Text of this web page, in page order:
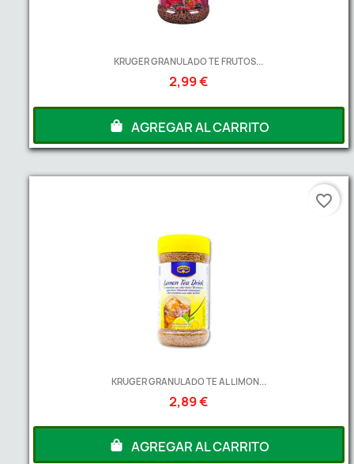
KRUGER GRANULADO TE FRUTOS...
2,99 €
AGREGAR AL CARRITO
KRUGER GRANULADO TE AL LIMON...
2,89 €
AGREGAR AL CARRITO
favorite_border